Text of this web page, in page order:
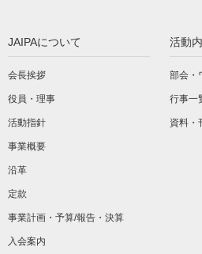
JAIPAについて
会長挨拶
役員・理事
活動指針
事業概要
沿革
定款
事業計画・予算/報告・決算
入会案内
活動
部会・
行事一
資料・